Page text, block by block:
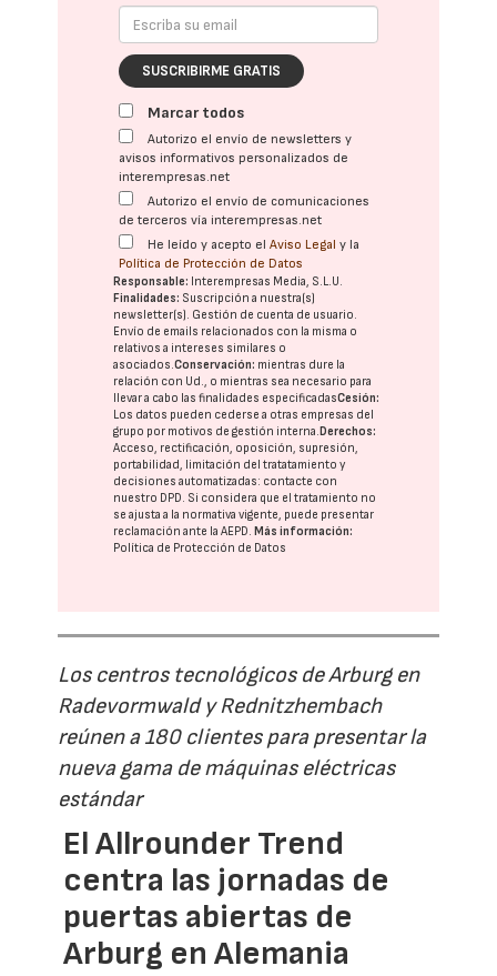
SUSCRIBIRME GRATIS
Marcar todos
Autorizo el envío de newsletters y
avisos informativos personalizados de
interempresas.net
Autorizo el envío de comunicaciones
de terceros vía interempresas.net
He leído y acepto elAviso Legal y la
Política de Protección de Datos
Responsable: Interempresas Media, S.L.U.
Finalidades: Suscripción a nuestra(s)
newsletter(s). Gestión de cuenta de usuario.
Envío de emails relacionados con la misma o
relativos a intereses similares o
asociados.Conservación: mientras dure la
relación con Ud., o mientras sea necesario para
llevar a cabo las finalidades especificadasCesión:
Los datos pueden cederse a otras empresas del
grupo por motivos de gestión interna. Derechos:
Acceso, rectificación, oposición, supresión,
portabilidad, limitación del tratatamiento y
decisiones automatizadas: contacte con
nuestro DPD. Si considera que el tratamiento no
se ajusta a la normativa vigente, puede presentar
reclamación ante laAEPD. Más información:
Política de Protección de Datos
Los centros tecnológicos de Arburg en
Radevormwald y Rednitzhembach
reúnen a 180 clientes para presentar la
nueva gama de máquinas eléctricas
estándar
El Allrounder Trend
centra las jornadas de
puertas abiertas de
Arburg en Alemania